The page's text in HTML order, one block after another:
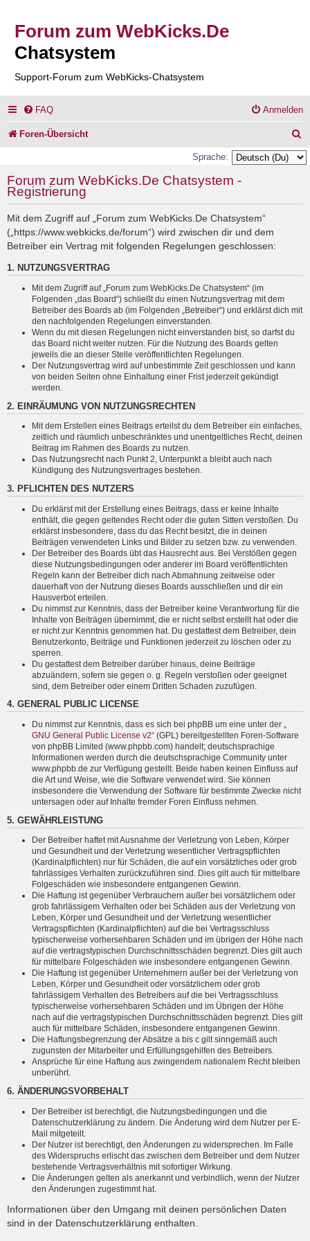
Forum zum WebKicks.De
Chatsystem
Support-Forum zum WebKicks-Chatsystem
FAQ Anmelden
Foren-Übersicht
u
Sprache:
Forum zum WebKicks.De Chatsystem -
Registrierung
Mit dem Zugriff auf „Forum zum WebKicks.De Chatsystem“
(„https://www.webkicks.de/forum“) wird zwischen dir und dem
Betreiber ein Vertrag mit folgenden Regelungen geschlossen:
1. NUTZUNGSVERTRAG
Mit dem Zugriff auf „Forum zum WebKicks.De Chatsystem“ (im
Folgenden „das Board“) schließt du einen Nutzungsvertrag mit dem
Betreiber des Boards ab (im Folgenden „Betreiber“) und erklärst dich mit
den nachfolgenden Regelungen einverstanden.
Wenn du mit diesen Regelungen nicht einverstanden bist, so darfst du
das Board nicht weiter nutzen. Für die Nutzung des Boards gelten
jeweils die an dieser Stelle veröffentlichten Regelungen.
Der Nutzungsvertrag wird auf unbestimmte Zeit geschlossen und kann
von beiden Seiten ohne Einhaltung einer Frist jederzeit gekündigt
werden.
2. EINRÄUMUNG VON NUTZUNGSRECHTEN
Mit dem Erstellen eines Beitrags erteilst du dem Betreiber ein einfaches,
zeitlich und räumlich unbeschränktes und unentgeltliches Recht, deinen
Beitrag im Rahmen des Boards zu nutzen.
Das Nutzungsrecht nach Punkt 2, Unterpunkt a bleibt auch nach
Kündigung des Nutzungsvertrages bestehen.
3. PFLICHTEN DES NUTZERS
Du erklärst mit der Erstellung eines Beitrags, dass er keine Inhalte
enthält, die gegen geltendes Recht oder die guten Sitten verstoßen. Du
erklärst insbesondere, dass du das Recht besitzt, die in deinen
Beiträgen verwendeten Links und Bilder zu setzen bzw. zu verwenden.
Der Betreiber des Boards übt das Hausrecht aus. Bei Verstößen gegen
diese Nutzungsbedingungen oder anderer im Board veröffentlichten
Regeln kann der Betreiber dich nach Abmahnung zeitweise oder
dauerhaft von der Nutzung dieses Boards ausschließen und dir ein
Hausverbot erteilen.
Du nimmst zur Kenntnis, dass der Betreiber keine Verantwortung für die
Inhalte von Beiträgen übernimmt, die er nicht selbst erstellt hat oder die
er nicht zur Kenntnis genommen hat. Du gestattest dem Betreiber, dein
Benutzerkonto, Beiträge und Funktionen jederzeit zu löschen oder zu
sperren.
Du gestattest dem Betreiber darüber hinaus, deine Beiträge
abzuändern, sofern sie gegen o. g. Regeln verstoßen oder geeignet
sind, dem Betreiber oder einem Dritten Schaden zuzufügen.
4. GENERAL PUBLIC LICENSE
Du nimmst zur Kenntnis, dass es sich bei phpBB um eine unter der „
GNU General Public License v2“ (GPL) bereitgestellten Foren-Software
von phpBB Limited (www.phpbb.com) handelt; deutschsprachige
Informationen werden durch die deutschsprachige Community unter
www.phpbb.de zur Verfügung gestellt. Beide haben keinen Einfluss auf
die Art und Weise, wie die Software verwendet wird. Sie können
insbesondere die Verwendung der Software für bestimmte Zwecke nicht
untersagen oder auf Inhalte fremder Foren Einfluss nehmen.
5. GEWÄHRLEISTUNG
Der Betreiber haftet mit Ausnahme der Verletzung von Leben, Körper
und Gesundheit und der Verletzung wesentlicher Vertragspflichten
(Kardinalpflichten) nur für Schäden, die auf ein vorsätzliches oder grob
fahrlässiges Verhalten zurückzuführen sind. Dies gilt auch für mittelbare
Folgeschäden wie insbesondere entgangenen Gewinn.
Die Haftung ist gegenüber Verbrauchern außer bei vorsätzlichem oder
grob fahrlässigem Verhalten oder bei Schäden aus der Verletzung von
Leben, Körper und Gesundheit und der Verletzung wesentlicher
Vertragspflichten (Kardinalpflichten) auf die bei Vertragsschluss
typischerweise vorhersehbaren Schäden und im übrigen der Höhe nach
auf die vertragstypischen Durchschnittsschäden begrenzt. Dies gilt auch
für mittelbare Folgeschäden wie insbesondere entgangenen Gewinn.
Die Haftung ist gegenüber Unternehmern außer bei der Verletzung von
Leben, Körper und Gesundheit oder vorsätzlichem oder grob
fahrlässigem Verhalten des Betreibers auf die bei Vertragsschluss
typischerweise vorhersehbaren Schäden und im Übrigen der Höhe
nach auf die vertragstypischen Durchschnittsschäden begrenzt. Dies gilt
auch für mittelbare Schäden, insbesondere entgangenen Gewinn.
Die Haftungsbegrenzung der Absätze a bis c gilt sinngemäß auch
zugunsten der Mitarbeiter und Erfüllungsgehilfen des Betreibers.
Ansprüche für eine Haftung aus zwingendem nationalem Recht bleiben
unberührt.
6. ÄNDERUNGSVORBEHALT
Der Betreiber ist berechtigt, die Nutzungsbedingungen und die
Datenschutzerklärung zu ändern. Die Änderung wird dem Nutzer per E-
Mail mitgeteilt.
Der Nutzer ist berechtigt, den Änderungen zu widersprechen. Im Falle
des Widerspruchs erlischt das zwischen dem Betreiber und dem Nutzer
bestehende Vertragsverhältnis mit sofortiger Wirkung.
Die Änderungen gelten als anerkannt und verbindlich, wenn der Nutzer
den Änderungen zugestimmt hat.
Informationen über den Umgang mit deinen persönlichen Daten
sind in der Datenschutzerklärung enthalten.